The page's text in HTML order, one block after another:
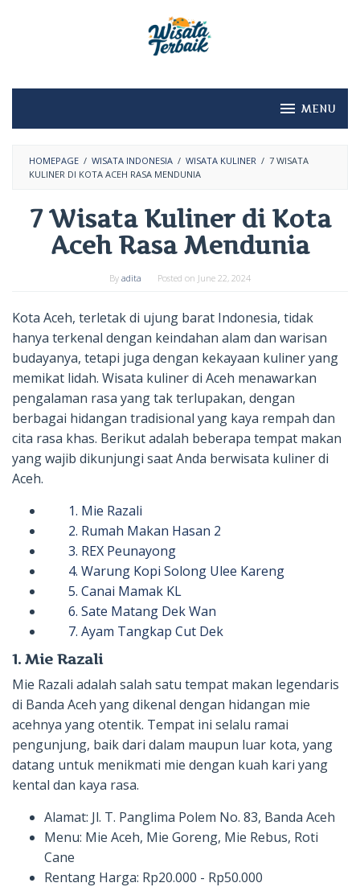
MENU
HOMEPAGE / WISATA INDONESIA / WISATA KULINER / 7 WISATA
KULINER DI KOTA ACEH RASA MENDUNIA
7 Wisata Kuliner di Kota
Aceh Rasa Mendunia
By adita Posted on June 22, 2024
Kota Aceh, terletak di ujung barat Indonesia, tidak
hanya terkenal dengan keindahan alam dan warisan
budayanya, tetapi juga dengan kekayaan kuliner yang
memikat lidah. Wisata kuliner di Aceh menawarkan
pengalaman rasa yang tak terlupakan, dengan
berbagai hidangan tradisional yang kaya rempah dan
cita rasa khas. Berikut adalah beberapa tempat makan
yang wajib dikunjungi saat Anda berwisata kuliner di
Aceh.
1. Mie Razali
2. Rumah Makan Hasan 2
3. REX Peunayong
4. Warung Kopi Solong Ulee Kareng
5. Canai Mamak KL
6. Sate Matang Dek Wan
7. Ayam Tangkap Cut Dek
1. Mie Razali
Mie Razali adalah salah satu tempat makan legendaris
di Banda Aceh yang dikenal dengan hidangan mie
acehnya yang otentik. Tempat ini selalu ramai
pengunjung, baik dari dalam maupun luar kota, yang
datang untuk menikmati mie dengan kuah kari yang
kental dan kaya rasa.
Alamat: Jl. T. Panglima Polem No. 83, Banda Aceh
Menu: Mie Aceh, Mie Goreng, Mie Rebus, Roti
Cane
Rentang Harga: Rp20.000 - Rp50.000